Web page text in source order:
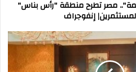
مصر تطرح منطقة "رأس بناس"
إنفوجراف